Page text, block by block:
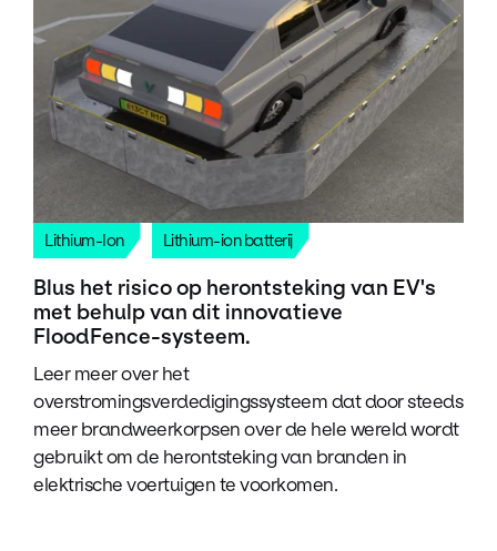
Lithium-Ion Lithium-ion batterij
Blus het risico op herontsteking van EV's
met behulp van dit innovatieve
FloodFence-systeem.
Leer meer over het
overstromingsverdedigingssysteem dat door steeds
meer brandweerkorpsen over de hele wereld wordt
gebruikt om de herontsteking van branden in
elektrische voertuigen te voorkomen.